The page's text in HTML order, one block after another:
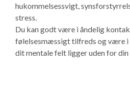
hukommelsessvigt,
stress.
Du kan godt være i åndelig
følelsesmæssigt tilfreds og være
dit mentale felt ligger uden for din